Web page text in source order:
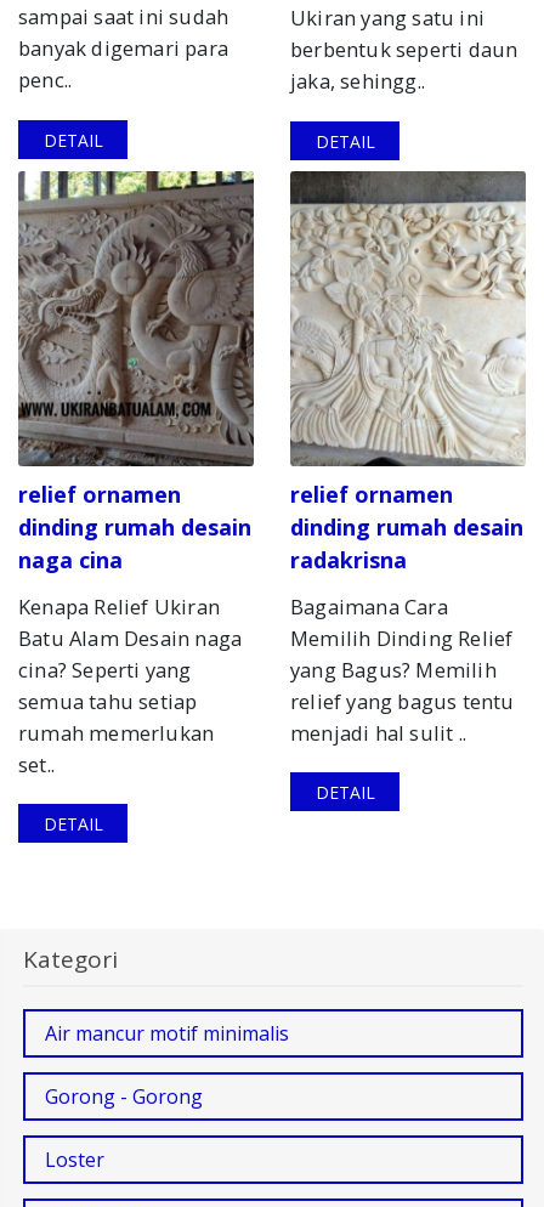
sampai saat ini sudah
banyak digemari para
penc..
DETAIL
Ukiran yang satu ini
berbentuk seperti daun
jaka, sehingg..
DETAIL
relief ornamen
dinding rumah desain
naga cina
Kenapa Relief Ukiran
Batu Alam Desain naga
cina? Seperti yang
semua tahu setiap
rumah memerlukan
set..
DETAIL
relief ornamen
dinding rumah desain
radakrisna
Bagaimana Cara
Memilih Dinding Relief
yang Bagus? Memilih
relief yang bagus tentu
menjadi hal sulit ..
DETAIL
Kategori
Air mancur motif minimalis
Gorong - Gorong
Loster